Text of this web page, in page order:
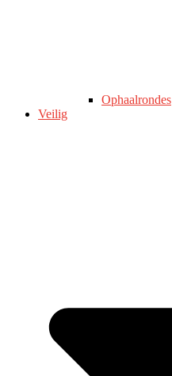
Ophaalrondes
Veilig